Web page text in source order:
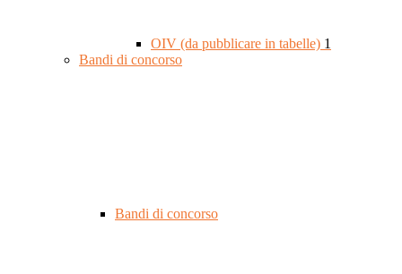
OIV (da pubblicare in tabelle) 1
Bandi di concorso
Bandi di concorso